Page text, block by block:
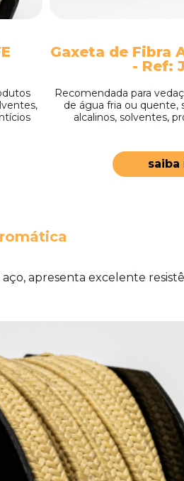
Gaxeta de Fibra
- Ref:
Recomendada para
de água fria ou quente,
alcalinos, solventes,
saiba
apresenta excelente